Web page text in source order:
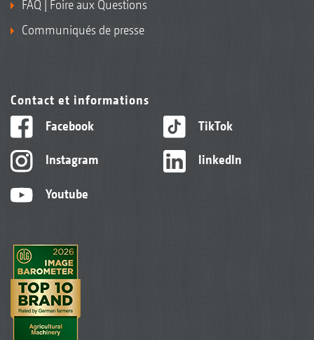
FAQ | Foire aux Questions
Communiqués de presse
Contact et informations
Facebook
Instagram
Youtube
TikTok
linkedIn